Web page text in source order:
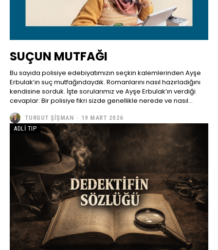
SUÇUN MUTFAĞI
Bu sayıda polisiye edebiyatımızın seçkin kalemlerinden Ayşe
Erbulak’ın suç mutfağındaydık. Romanlarını nasıl hazırladığını
kendisine sorduk. İşte sorularımız ve Ayşe Erbulak’ın verdiği
cevaplar: Bir polisiye fikri sizde genellikle nerede ve nasıl...
TURGUT ŞIŞMAN - 19 MART 2026
ADLI TIP